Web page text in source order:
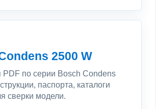
2500 W
по серии Bosch Condens
паспорта, каталоги
сверки модели.